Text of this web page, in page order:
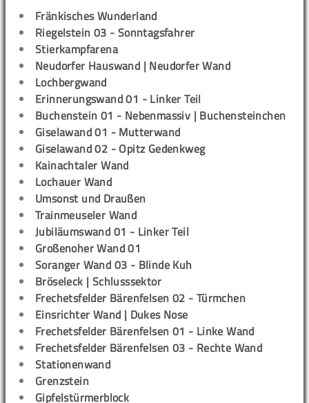
Fränkisches Wunderland
Riegelstein 03 - Sonntagsfahrer
Stierkampfarena
Neudorfer Hauswand | Neudorfer Wand
Lochbergwand
Erinnerungswand 01 - Linker Teil
Buchenstein 01 - Nebenmassiv | Buchensteinchen
Giselawand 01 - Mutterwand
Giselawand 02 - Opitz Gedenkweg
Kainachtaler Wand
Lochauer Wand
Umsonst und Draußen
Trainmeuseler Wand
Jubiläumswand 01 - Linker Teil
Großenoher Wand 01
Soranger Wand 03 - Blinde Kuh
Bröseleck | Schlusssektor
Frechetsfelder Bärenfelsen 02 - Türmchen
Einsrichter Wand | Dukes Nose
Frechetsfelder Bärenfelsen 01 - Linke Wand
Frechetsfelder Bärenfelsen 03 - Rechte Wand
Stationenwand
Grenzstein
Gipfelstürmerblock